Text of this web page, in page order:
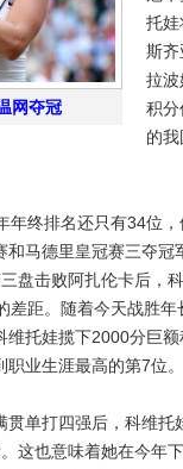
网夺冠
托娃
斯齐
拉波
积分
的
终排名还只有34位，
马德里皇冠赛三夺
盘击败阿扎伦卡后，
差距。随着今天战胜
托娃揽下2000分巨
业生涯最高的第7位。
单打四强后，科维托
这也意味着她在今年